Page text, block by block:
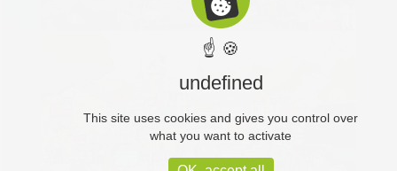
☝ 🍪
undefined
This site uses cookies and gives you control over
what you want to activate